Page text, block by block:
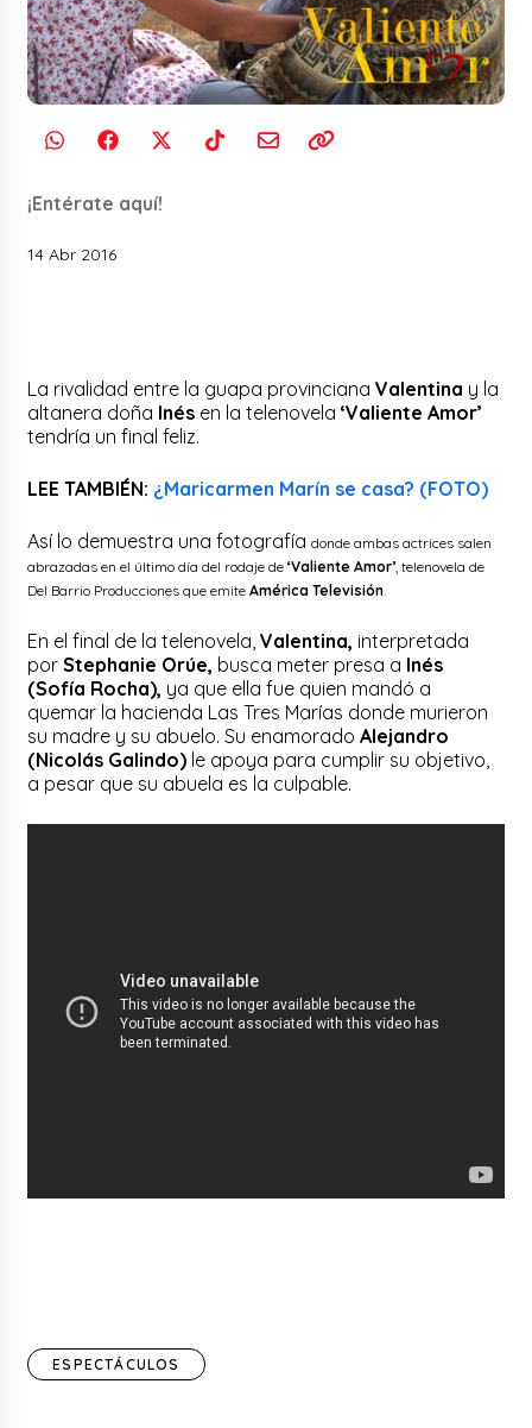
¡Entérate aquí!
14 Abr 2016
La rivalidad entre la guapa provinciana Valentina y la
altanera doña Inés en la telenovela‘Valiente Amor’
tendría un final feliz.
LEE TAMBIÉN: ¿Maricarmen Marín se casa? (FOTO)
Así lo demuestra una fotografíadonde ambas actrices salen
abrazadas en el último día del rodaje de ‘Valiente Amor’ , telenovela de
Del Barrio Producciones que emiteAmérica Televisión
En el final de la telenovela,Valentina, interpretada
porStephanie Orúe, busca meter presa a Inés
(Sofía Rocha), ya que ella fue quien mandó a
quemar la hacienda Las Tres Marías donde murieron
su madre y su abuelo. Su enamoradoAlejandro
(Nicolás Galindo) le apoya para cumplir su objetivo,
a pesar que su abuela es la culpable.
ESPECTÁCULOS